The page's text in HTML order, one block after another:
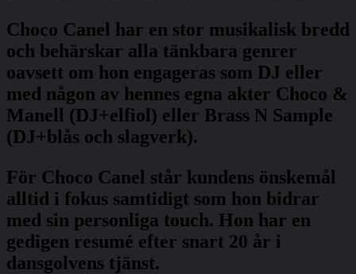
Choco Canel har en stor musikalisk bredd
och behärskar alla tänkbara genrer
oavsett om hon engageras som DJ eller
med någon av hennes egna akter Choco &
Manell (DJ+elfiol) eller Brass N Sample
(DJ+blås och slagverk).
För Choco Canel står kundens önskemål
alltid i fokus samtidigt som hon bidrar
med sin personliga touch. Hon har en
gedigen resumé efter snart 20 år i
dansgolvens tjänst.